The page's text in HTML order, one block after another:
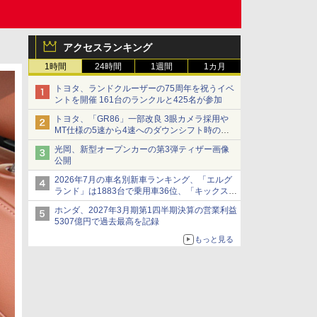
アクセスランキング
1時間 24時間 1週間 1カ月
トヨタ、ランドクルーザーの75周年を祝うイベ
ントを開催 161台のランクルと425名が参加
トヨタ、「GR86」一部改良 3眼カメラ採用や
MT仕様の5速から4速へのダウンシフト時の操
作性向上など
光岡、新型オープンカーの第3弾ティザー画像
公開
2026年7月の車名別新車ランキング、「エルグ
ランド」は1883台で乗用車36位、「キックス」
は2591台で27位に
ホンダ、2027年3月期第1四半期決算の営業利益
5307億円で過去最高を記録
もっと見る